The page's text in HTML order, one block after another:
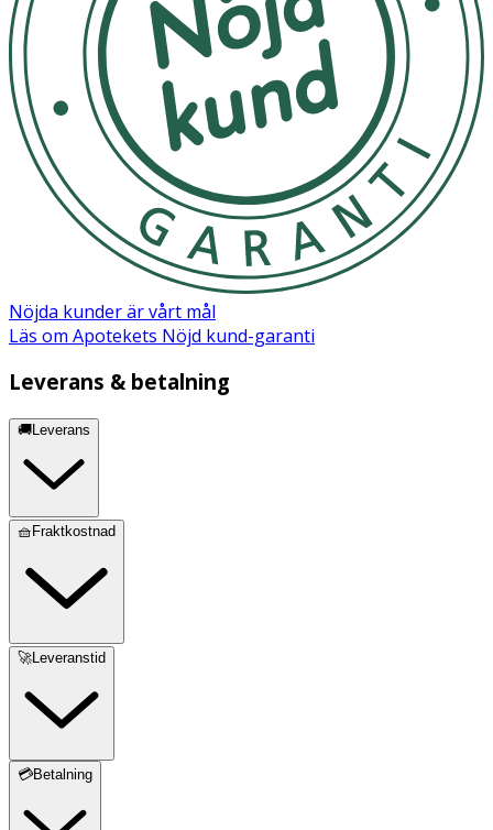
Nöjda kunder är vårt mål
Läs om Apotekets Nöjd kund-garanti
Leverans & betalning
🚚Leverans
🧺Fraktkostnad
🚀Leveranstid
💳Betalning